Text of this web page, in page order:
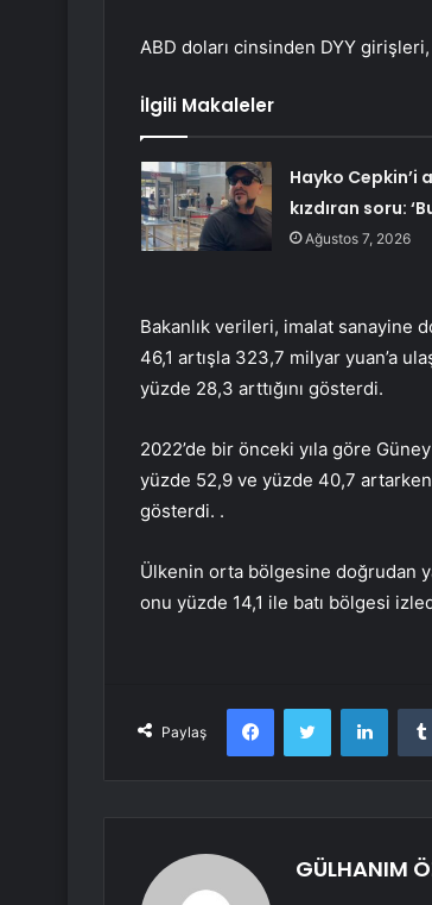
ABD doları cinsinden DYY girişleri,
İlgili Makaleler
Hayko Cepkin’i
kızdıran soru:
Ağustos 7, 2026
Bakanlık verileri, imalat sanayine
46,1 artışla 323,7 milyar yuan’a
yüzde 28,3 arttığını gösterdi.
2022’de bir önceki yıla göre
yüzde 52,9 ve yüzde 40,7
gösterdi. .
Ülkenin orta bölgesine doğrudan
onu yüzde 14,1 ile batı bölgesi
Paylaş
FacebookTwitter
GÜLHANIM